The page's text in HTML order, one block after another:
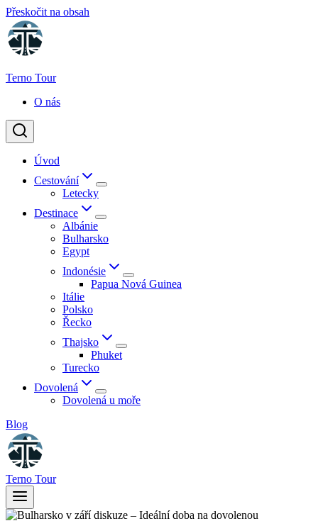
Přeskočit na obsah
Terno Tour
O nás
Úvod
Cestování
Letecky
Destinace
Albánie
Bulharsko
Egypt
Indonésie
Papua Nová Guinea
Itálie
Polsko
Řecko
Thajsko
Phuket
Turecko
Dovolená
Dovolená u moře
Blog
Terno Tour